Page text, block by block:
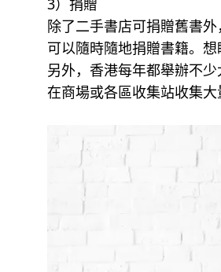
3）捐贈
除了二手書店可捐贈舊書
可以隨時隨地捐贈書籍。
另外，香港每年都舉辦不
在商場或各區收集站收集大